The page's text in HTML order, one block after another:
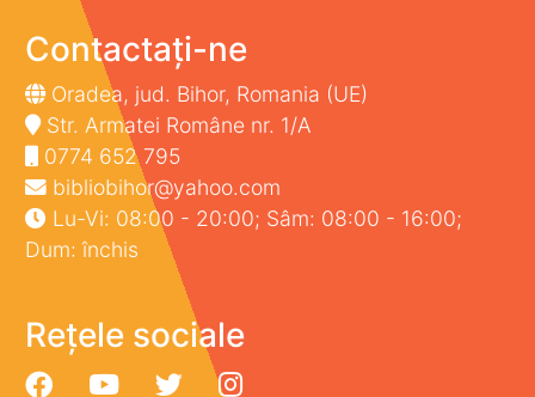
Contactați-ne
Oradea, jud. Bihor, Romania (UE)
Str. Armatei Române nr. 1/A
0774 652 795
bibliobihor@yahoo.com
Lu-Vi: 08:00 - 20:00; Sâm: 08:00 - 16:00;
Dum: închis
Rețele sociale